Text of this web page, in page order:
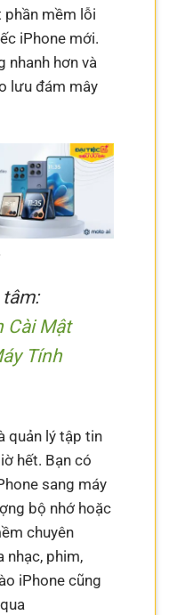
phần mềm lỗi
iPhone mới.
nhanh hơn và
lưu đám mây
Cài Mật
Tính
quản lý tập tin
hết. Bạn có
sang máy
bộ nhớ hoặc
chuyên
nhạc, phim,
iPhone cũng